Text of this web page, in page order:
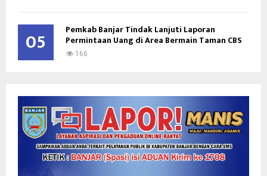
05 Pemkab Banjar Tindak Lanjuti Laporan
Permintaan Uang di Area Bermain Taman CBS
166